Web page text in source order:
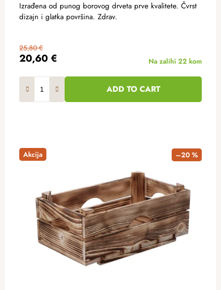
20,60 €
25,80 €
Na zalihi 22 kom
ADD TO CART
Izrađena od punog borovog drveta prve kvalitete. Čvrst
dizajn i glatka površina. Zdrav.
Akcija –20 %